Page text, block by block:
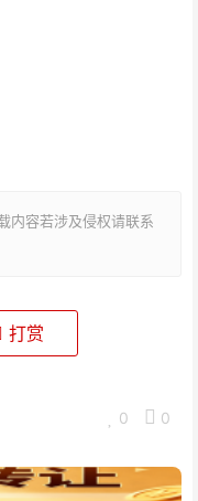
内容若涉及侵权请联系
打赏
0 0